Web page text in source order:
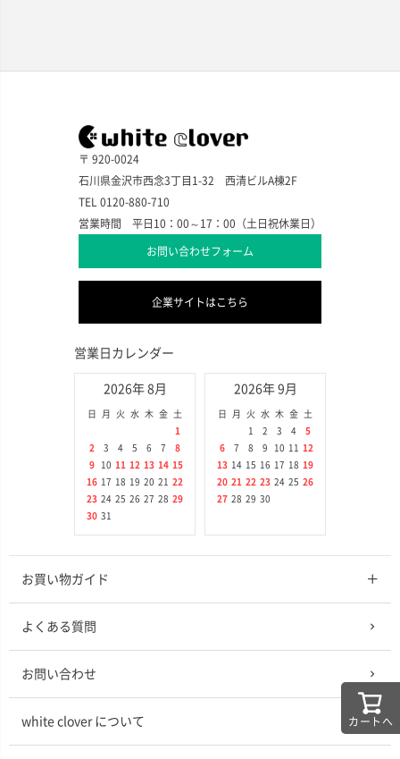
カートへ
〒 920-0024
石川県金沢市西念3丁目1-32 西清ビルA棟2F
TEL 0120-880-710
営業時間 平日10：00～17：00（土日祝休業日）
お問い合わせフォーム
企業サイトはこちら
営業日カレンダー
2026年 8月
日 月 火 水 木 金
土
1
2
3 4 5 6 7
8
9
10 11 12 13 14 15
16 17 18 19 20 21
22
23 24 25 26 27 28 29
30 31
2026年 9月
日 月 火 水 木 金
土
1
2 3 4
5
6
7 8 9 10 11
12
13 14 15 16 17 18 19
20 21 22 23 24 25 26
27 28 29 30
お買い物ガイド
よくある質問
お問い合わせ
white clover について